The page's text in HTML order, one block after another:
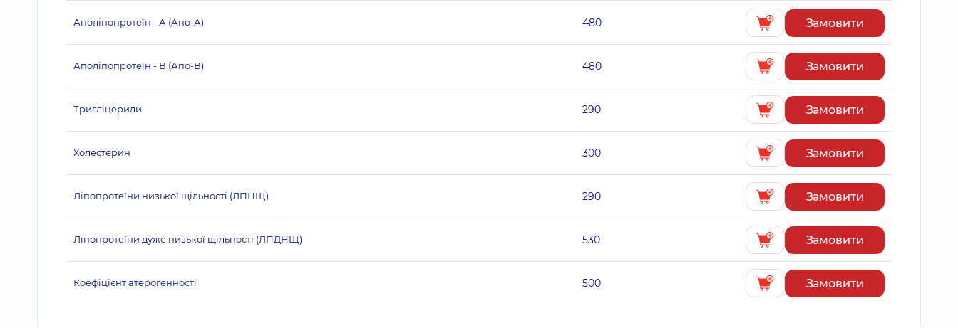
Аполіпопротеїн - А (Апо-А) 480 Замовити
Аполіпопротеїн - В (Апо-В) 480 Замовити
Тригліцериди 290 Замовити
Холестерин 300 Замовити
Ліпопротеїни низької щільності (ЛПНЩ) 290 Замовити
Ліпопротеїни дуже низької щільності (ЛПДНЩ) 530 Замовити
Коефіцієнт атерогенності 500 Замовити